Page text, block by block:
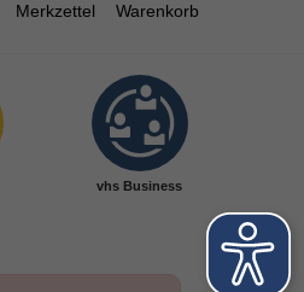
Merkzettel Warenkorb
vhs Business